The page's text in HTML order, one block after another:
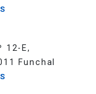
12-E,
Funchal